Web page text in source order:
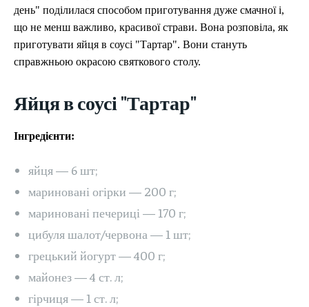
день" поділилася способом приготування дуже смачної і,
що не менш важливо, красивої страви. Вона розповіла, як
приготувати яйця в соусі "Тартар". Вони стануть
справжньою окрасою святкового столу.
Яйця в соусі "Тартар"
Інгредієнти:
яйця — 6 шт;
мариновані огірки — 200 г;
мариновані печериці — 170 г;
цибуля шалот/червона — 1 шт;
грецький йогурт — 400 г;
майонез — 4 ст. л;
гірчиця — 1 ст. л;